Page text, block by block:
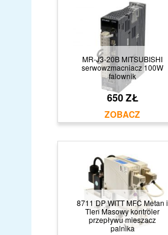
MR-J3-20B MITSUBISHI
serwowzmacniacz 100W
falownik
650 ZŁ
8711 DP WITT MFC Metan i
Tlen Masowy kontroler
przepływu mieszacz
palnika